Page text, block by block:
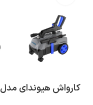
کارواش هیوندای مدل HP1320